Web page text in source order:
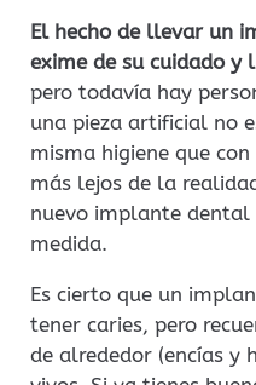
El hecho de llevar un
exime de su cuidado y
pero todavía hay
una pieza artificial no
misma higiene que
más lejos de la
nuevo implante dental
medida.
Es cierto que un
tener caries, pero
de alrededor (encías y